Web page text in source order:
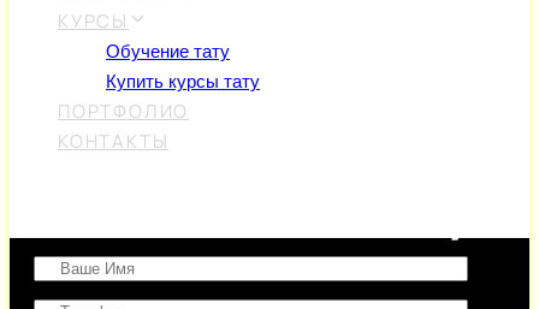
КУРСЫ
Обучение тату
Купить курсы тату
ПОРТФОЛИО
КОНТАКТЫ